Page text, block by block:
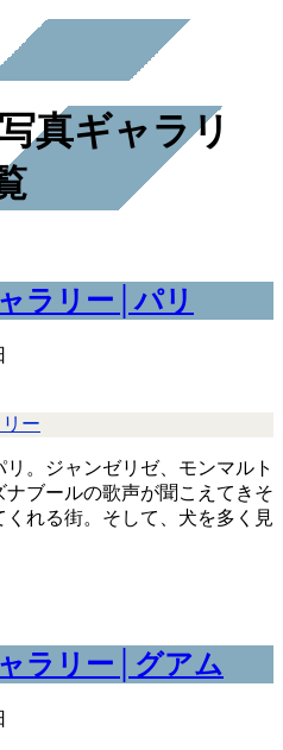
真ギャラリ
ラリー│パリ
ー
。ジャンゼリゼ、モンマルト
ブールの歌声が聞こえてきそ
れる街。そして、犬を多く見
ラリー│グアム